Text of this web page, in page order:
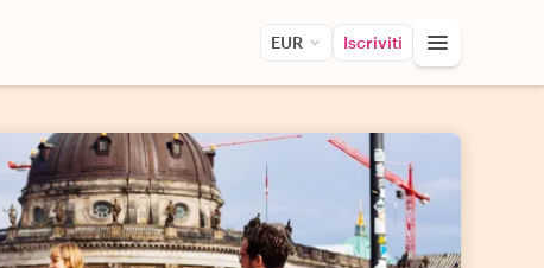
EUR Iscriviti